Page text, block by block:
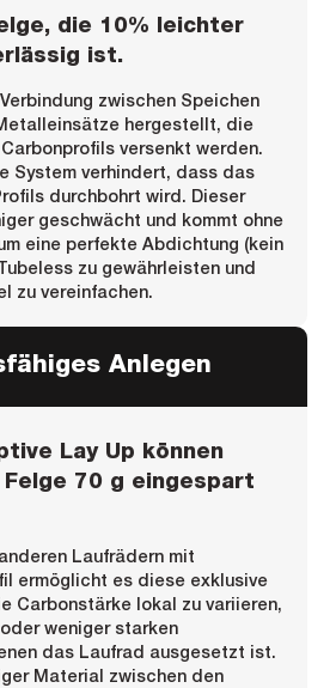
die 10% leichter
ist.
zwischen Speichen
hergestellt, die
versenkt werden.
System verhindert, dass das
durchbohrt wird. Dieser
geschwächt und kommt ohne
eine perfekte Abdichtung (kein
zu gewährleisten und
zu vereinfachen.
Anlegen
Lay Up können
70 g eingespart
Laufrädern mit
ermöglicht es diese exklusive
Carbonstärke lokal zu variieren,
weniger starken
das Laufrad ausgesetzt ist.
Material zwischen den